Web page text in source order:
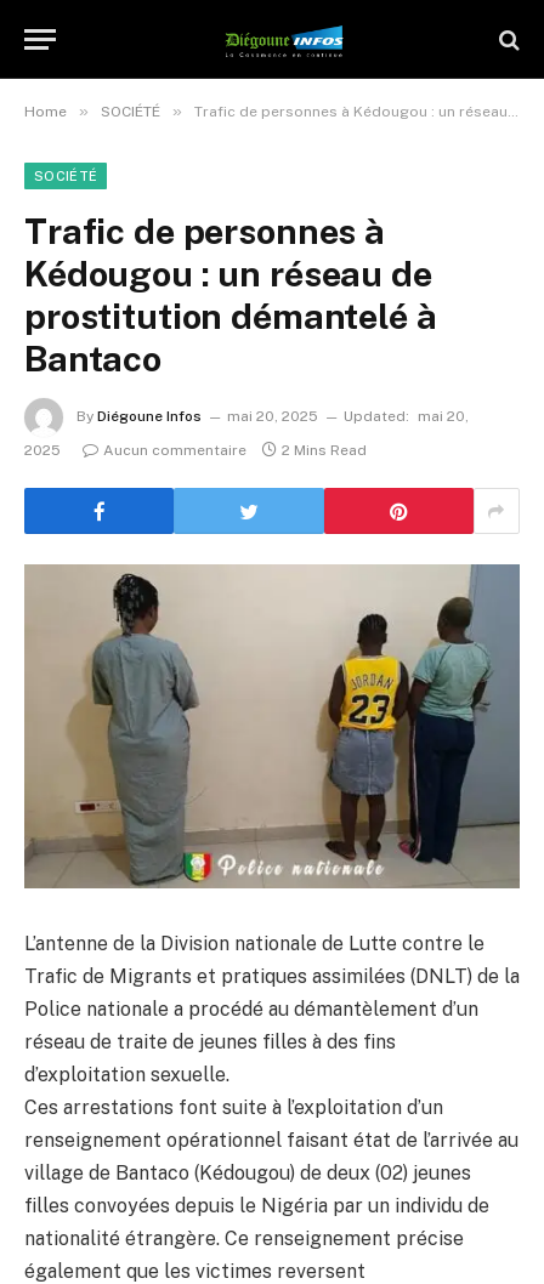
Home » SOCIÉTÉ » Trafic de personnes à Kédougou : un réseau de prostitution démantelé à Bantaco
SOCIÉTÉ
Trafic de personnes à
Kédougou : un réseau de
prostitution démantelé à
Bantaco
By Diégoune Infos mai 20, 2025 Updated:
mai 20,
2025
Aucun commentaire 2 Mins Read
L’antenne de la Division nationale de Lutte contre le
Trafic de Migrants et pratiques assimilées (DNLT) de la
Police nationale a procédé au démantèlement d’un
réseau de traite de jeunes filles à des fins
d’exploitation sexuelle.
Ces arrestations font suite à l’exploitation d’un
renseignement opérationnel faisant état de l’arrivée au
village de Bantaco (Kédougou) de deux (02) jeunes
filles convoyées depuis le Nigéria par un individu de
nationalité étrangère. Ce renseignement précise
également que les victimes reversent